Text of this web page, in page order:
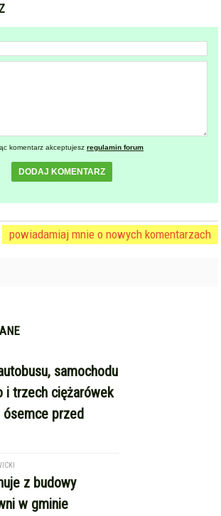
komentarz akceptujesz regulamin forum
DODAJ KOMENTARZ
powiadamiaj mnie o nowych komentarzach
samochodu
i trzech ciężarówek
przed
z budowy
w gminie